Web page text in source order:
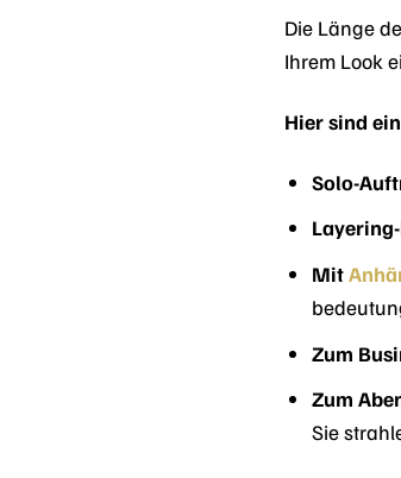
Die Länge
Ihrem Look
Hier sind
Solo-
Mit
Zum
Zum
Sie